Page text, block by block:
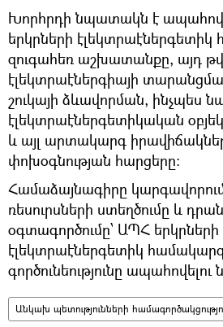
Խորհրդի նպատակն է
երկրների
զուգահեռ աշխատանքը, այդ
էլեկտրաէներգիայի
շուկայի ձևավորման, ինչպես
էլեկտրաէներգետիկական
և այլ արտակարգ
փոխօգնության հարցերը։
Համաձայնագիրը
ռեսուրսների ստեղծումը և
օգտագործումը՝ ԱՊՀ երկրների
էլեկտրաէներգետիկ
գործունեությունը
Անկախ պետությունների